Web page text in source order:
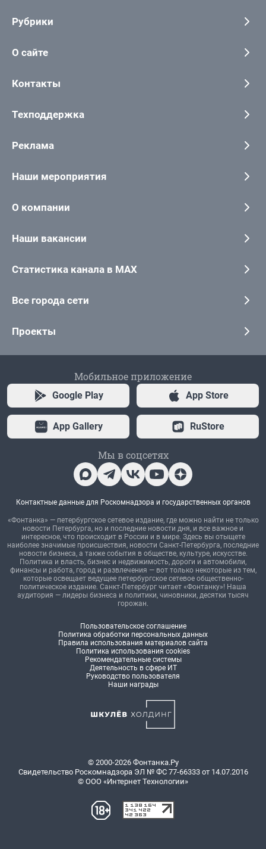
Рубрики
О сайте
Контакты
Техподдержка
Реклама
Наши мероприятия
О компании
Наши вакансии
Статистика канала в MAX
Все города сети
Проекты
Мобильное приложение
Google Play App Store
App Gallery RuStore
Мы в соцсетях
Контактные данные для Роскомнадзора и государственных органов
«Фонтанка» — петербургское сетевое издание, где можно найти не только
новости Петербурга, но и последние новости дня, и все важное и
интересное, что происходит в России и в мире. Здесь вы отыщете
наиболее значимые происшествия, новости Санкт-Петербурга, последние
новости бизнеса, а также события в обществе, культуре, искусстве.
Политика и власть, бизнес и недвижимость, дороги и автомобили,
финансы и работа, город и развлечения — вот только некоторые из тем,
которые освещает ведущее петербургское сетевое общественно-
политическое издание. Санкт-Петербург читает «Фонтанку»! Наша
аудитория — лидеры бизнеса и политики, чиновники, десятки тысяч
горожан.
Пользовательское соглашение
Политика обработки персональных данных
Правила использования материалов сайта
Политика использования cookies
Рекомендательные системы
Деятельность в сфере ИТ
Руководство пользователя
Наши награды
© 2000-2026 Фонтанка.Ру
Свидетельство Роскомнадзора ЭЛ № ФС 77-66333 от 14.07.2016
© ООО «Интернет Технологии»